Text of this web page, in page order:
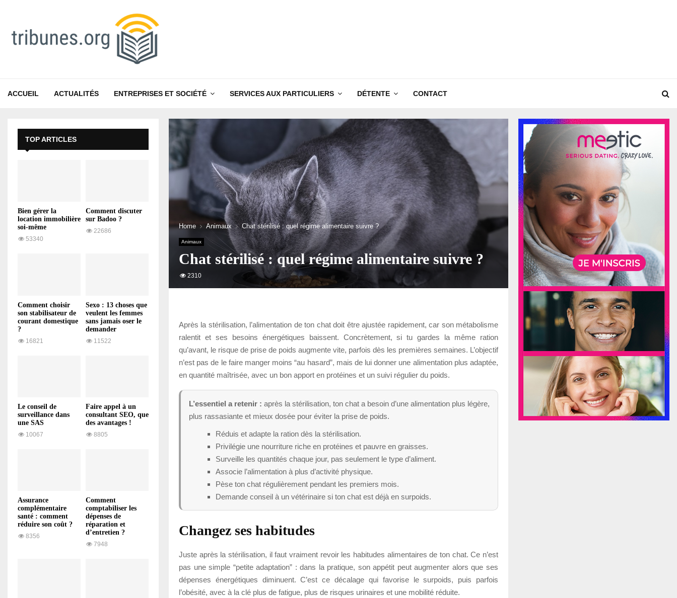
ACCUEIL ACTUALITÉS ENTREPRISES ET SOCIÉTÉ SERVICES AUX PARTICULIERS DÉTENTE CONTACT
Home Animaux Chat stérilisé : quel régime alimentaire suivre ?
Animaux
Chat stérilisé : quel régime alimentaire suivre ?
2310
Après la stérilisation, l’alimentation de ton chat doit être ajustée rapidement, car son métabolisme
ralentit et ses besoins énergétiques baissent. Concrètement, si tu gardes la même ration
qu’avant, le risque de prise de poids augmente vite, parfois dès les premières semaines. L’objectif
n’est pas de le faire manger moins “au hasard”, mais de lui donner une alimentation plus adaptée,
en quantité maîtrisée, avec un bon apport en protéines et un suivi régulier du poids.
L’essentiel a retenir : après la stérilisation, ton chat a besoin d’une alimentation plus légère,
plus rassasiante et mieux dosée pour éviter la prise de poids.
Réduis et adapte la ration dès la stérilisation.
Privilégie une nourriture riche en protéines et pauvre en graisses.
Surveille les quantités chaque jour, pas seulement le type d’aliment.
Associe l’alimentation à plus d’activité physique.
Pèse ton chat régulièrement pendant les premiers mois.
Demande conseil à un vétérinaire si ton chat est déjà en surpoids.
Changez ses habitudes
Juste après la stérilisation, il faut vraiment revoir les habitudes alimentaires de ton chat. Ce n’est
pas une simple “petite adaptation” : dans la pratique, son appétit peut augmenter alors que ses
dépenses énergétiques diminuent. C’est ce décalage qui favorise le surpoids, puis parfois
l’obésité, avec à la clé plus de fatigue, plus de risques urinaires et une mobilité réduite.
TOP ARTICLES
Bien gérer la
location immobilière
soi-même
53340
Comment discuter
sur Badoo ?
22686
Comment choisir
son stabilisateur de
courant domestique
?
16821
Sexo : 13 choses que
veulent les femmes
sans jamais oser le
demander
11522
Le conseil de
surveillance dans
une SAS
10067
Faire appel à un
consultant SEO, que
des avantages !
8805
Assurance
complémentaire
santé : comment
réduire son coût ?
8356
Comment
comptabiliser les
dépenses de
réparation et
d’entretien ?
7948